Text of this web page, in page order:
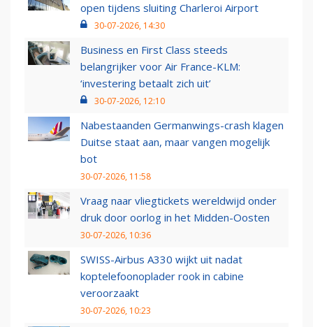
open tijdens sluiting Charleroi Airport
30-07-2026, 14:30
Business en First Class steeds
belangrijker voor Air France-KLM:
‘investering betaalt zich uit’
30-07-2026, 12:10
Nabestaanden Germanwings-crash klagen
Duitse staat aan, maar vangen mogelijk
bot
30-07-2026, 11:58
Vraag naar vliegtickets wereldwijd onder
druk door oorlog in het Midden-Oosten
30-07-2026, 10:36
SWISS-Airbus A330 wijkt uit nadat
koptelefoonoplader rook in cabine
veroorzaakt
30-07-2026, 10:23